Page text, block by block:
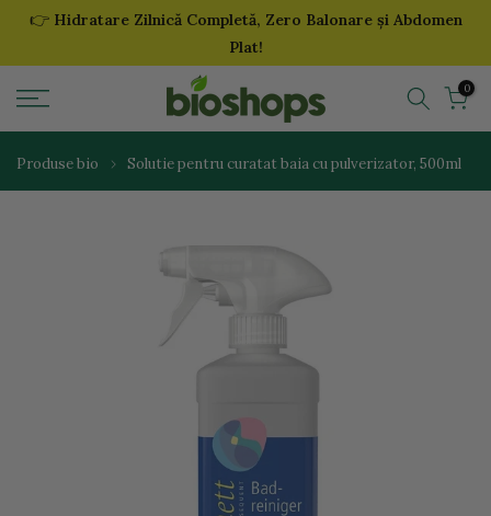
Sari
👉 Hidratare Zilnică Completă, Zero Balonare și Abdomen
Plat!
0
Produse bio Solutie pentru curatat baia cu pulverizator, 500ml